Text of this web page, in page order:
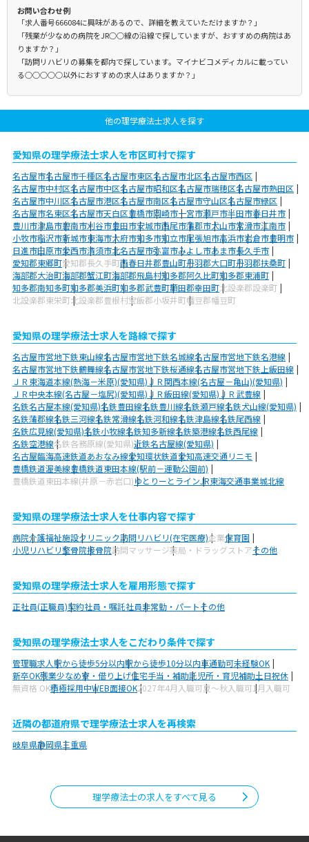
お問い合わせ例
「求人番号666084に興味があるので、詳細を教えていただけますか？」
「残業が少なめの病院をJR○○線の沿線で探していますが、おすすめの病院はあ
りますか？」
「訪問リハビリの募集を都内で探しています。マイナビコメディカルに載ってい
る○○○○○以外におすすめの求人はありますか？」
他の理学療法士求人を探す
愛知県の理学療法士求人を市区町村で探す
名古屋市名古屋市千種区名古屋市東区名古屋市北区名古屋市西区
名古屋市中村区名古屋市中区名古屋市昭和区名古屋市瑞穂区名古屋市熱田区
名古屋市中川区名古屋市港区名古屋市南区名古屋市守山区名古屋市緑区
名古屋市名東区名古屋市天白区豊橋市岡崎市一宮市瀬戸市半田市春日井市
豊川市津島市碧南市刈谷市豊田市安城市西尾市蒲郡市犬山市常滑市江南市
小牧市稲沢市新城市東海市大府市知多市知立市尾張旭市高浜市岩倉市豊明市
日進市田原市愛西市清須市北名古屋市弥富市みよし市あま市長久手市
愛知郡東郷町愛知郡長久手町西春日井郡豊山町丹羽郡大口町丹羽郡扶桑町
海部郡大治町海部郡蟹江町海部郡飛島村知多郡阿久比町知多郡東浦町
知多郡南知多町知多郡美浜町知多郡武豊町額田郡幸田町北設楽郡設楽町
北設楽郡東栄町北設楽郡豊根村宝飯郡小坂井町幡豆郡幡豆町
愛知県の理学療法士求人を路線で探す
名古屋市営地下鉄東山線名古屋市営地下鉄名城線名古屋市営地下鉄名港線
名古屋市営地下鉄鶴舞線名古屋市営地下鉄桜通線名古屋市営地下鉄上飯田線
ＪＲ東海道本線(熱海－米原)(愛知県)ＪＲ関西本線(名古屋－亀山)(愛知県)
ＪＲ中央本線(名古屋－塩尻)(愛知県)ＪＲ飯田線(愛知県)ＪＲ武豊線
名鉄名古屋本線(愛知県)名鉄豊田線名鉄豊川線名鉄瀬戸線名鉄犬山線(愛知県)
名鉄蒲郡線名鉄三河線名鉄常滑線名鉄河和線名鉄津島線名鉄尾西線
名鉄広見線(愛知県)名鉄小牧線名鉄知多新線名鉄築港線名鉄西尾線
名鉄空港線名鉄各務原線(愛知県)近鉄名古屋線(愛知県)
名古屋臨海高速鉄道あおなみ線愛知環状鉄道愛知高速交通リニモ
豊橋鉄道渥美線豊橋鉄道東田本線(駅前－運動公園前)
豊橋鉄道東田本線(井原－赤岩口)ゆとりーとラインJR東海交通事業城北線
愛知県の理学療法士求人を仕事内容で探す
病院介護福祉施設クリニック訪問リハビリ(在宅医療)企業保育園
小児リハビリ整骨院接骨院訪問マッサージ薬局・ドラッグストアその他
愛知県の理学療法士求人を雇用形態で探す
正社員(正職員)契約社員・嘱託社員非常勤・パートその他
愛知県の理学療法士求人をこだわり条件で探す
管理職求人駅から徒歩5分以内駅から徒歩10分以内車通勤可未経験OK
新卒OK残業少なめ寮・借り上げ住宅手当・補助託児所・育児補助土日祝休
無資格 OK積極採用中WEB面接OK2027年4月入職可夏～秋入職可1月入職可
近隣の都道府県で理学療法士求人を再検索
岐阜県静岡県三重県
理学療法士の求人をすべて見る